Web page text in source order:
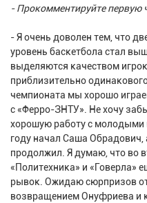
- Прокомментируйте первую
- Я очень доволен тем, что
уровень баскетбола стал
выделяются качеством
приблизительно
чемпионата мы хорошо
с «Ферро-ЗНТУ». Не хочу
хорошую работу с
году начал Саша
продолжил. Я думаю, что во
«Политехника» и «Говерла»
рывок. Ожидаю сюрпризов
возвращением Онуфриева и